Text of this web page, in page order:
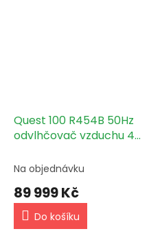
Quest 100 R454B 50Hz
odvlhčovač vzduchu 44
Na objednávku
89 999 Kč
Do košíku